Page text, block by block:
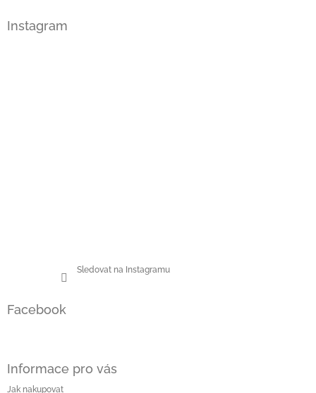
Instagram
Sledovat na Instagramu
Facebook
Informace pro vás
Jak nakupovat